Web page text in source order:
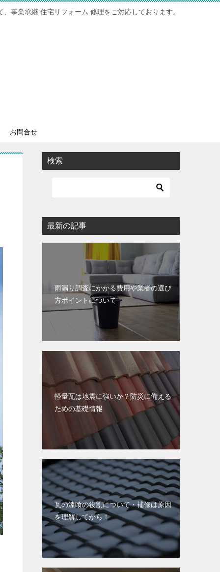
、事業承継 住宅リフォーム 修理をご対応しております。
お問合せ
検索
最新の記事
雨漏り調査にかかる費用や業者の選び
方ポイントについて
軽量瓦は地震に強いか？防災に備える
ための基礎情報
瓦の漆喰の役割について・補修は原因
を理解してから！